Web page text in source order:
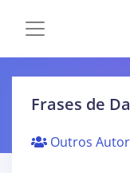
Frases de
Outros